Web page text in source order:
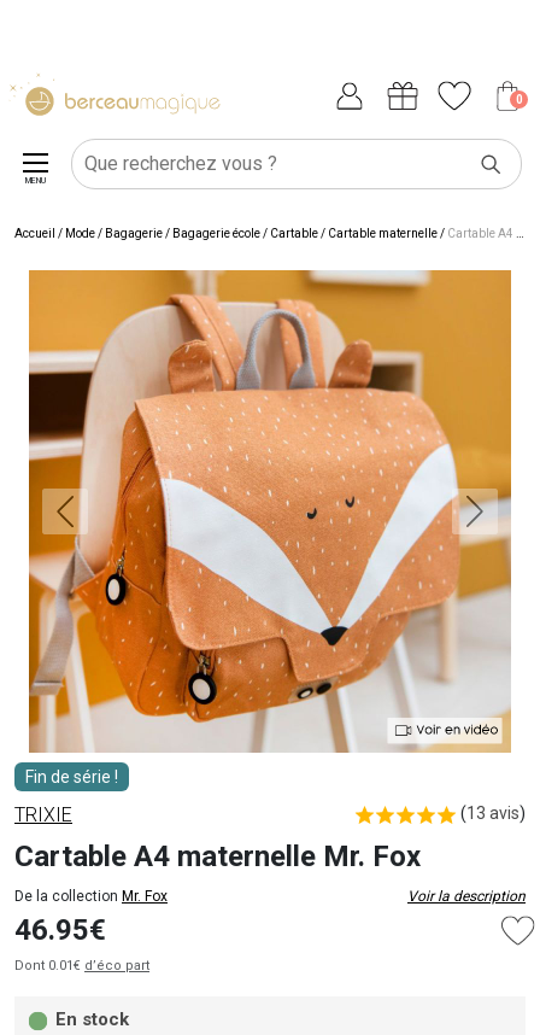
0
MENU
Accueil / Mode / Bagagerie/ Bagagerie école/ Cartable/ Cartable maternelle/ Cartable A4 maternelle Mr. Fox
Fin de série !
TRIXIE (13 avis)
Cartable A4 maternelle Mr. Fox
De la collection Mr. Fox Voir la description
46.95€
Dont 0.01€ d’éco part
En stock